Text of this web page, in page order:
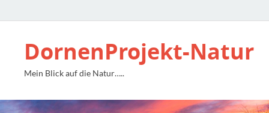
DornenProjekt-Natur
Mein Blick auf die Natur…..